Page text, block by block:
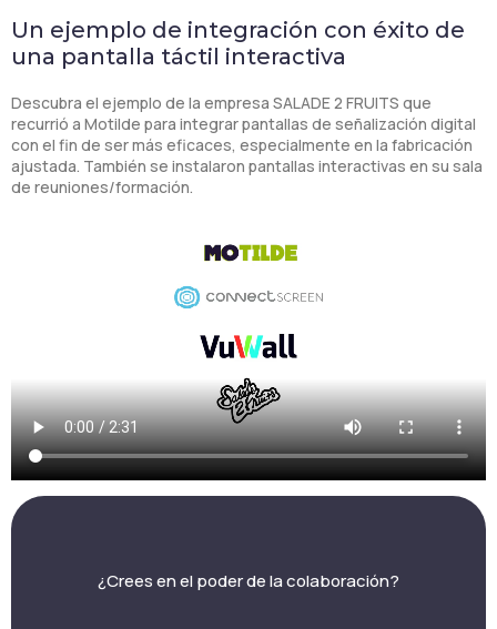
Un ejemplo de integración con éxito de
una pantalla táctil interactiva
Descubra el ejemplo de la empresa SALADE 2 FRUITS que
recurrió a Motilde para integrar pantallas de señalización digital
con el fin de ser más eficaces, especialmente en la fabricación
ajustada. También se instalaron pantallas interactivas en su sala
de reuniones/formación.
¿Crees en el poder de la colaboración?